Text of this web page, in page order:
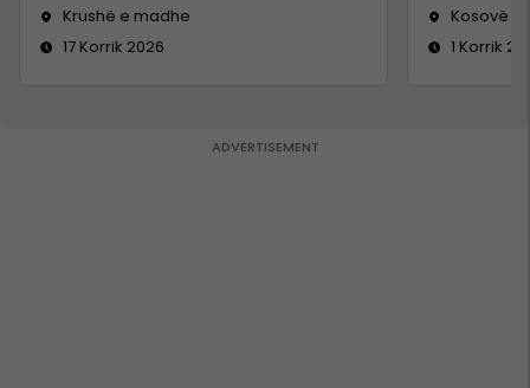
Krushë e madhe
17 Korrik 2026
Kosovë
1 Korrik